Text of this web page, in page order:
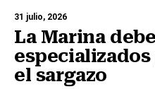
31 julio, 2026
La Marina
el sargazo